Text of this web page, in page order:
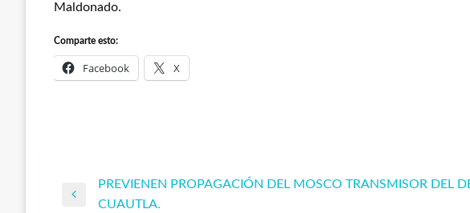
Maldonado.
Comparte esto:
Facebook X
Navegación
Entrada
PREVIENEN PROPAGACIÓN DEL MOSCO TRANSMISOR DEL
CUAUTLA.